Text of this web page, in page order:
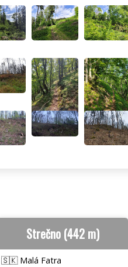
Strečno (442 m)
🇸🇰 Malá Fatra